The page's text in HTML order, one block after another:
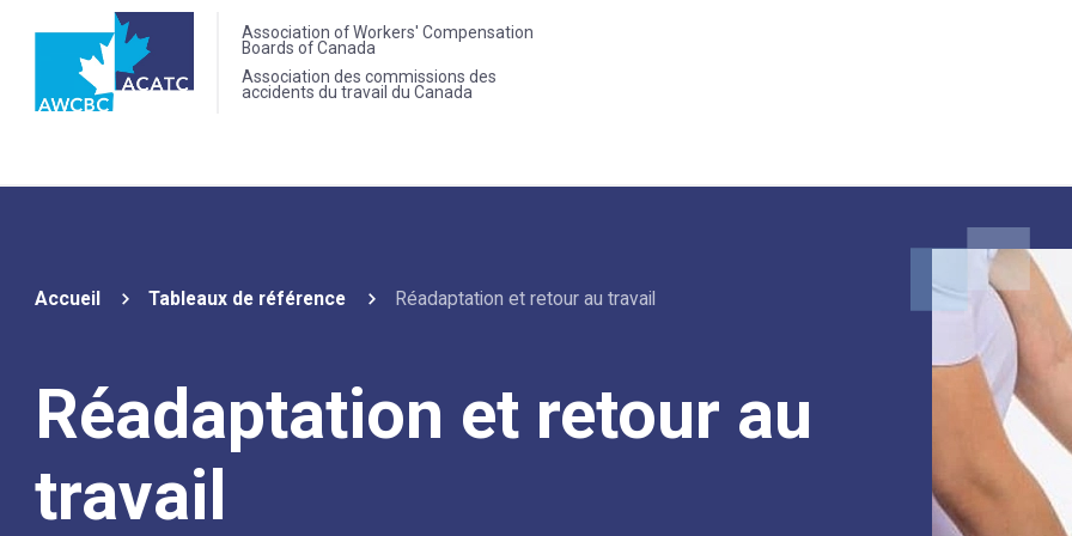
Association of Workers' Compensation
Boards of Canada
Association des commissions des
accidents du travail du Canada
Accueil Tableaux de référence Réadaptation et retour au travail
Réadaptation et retour au
travail